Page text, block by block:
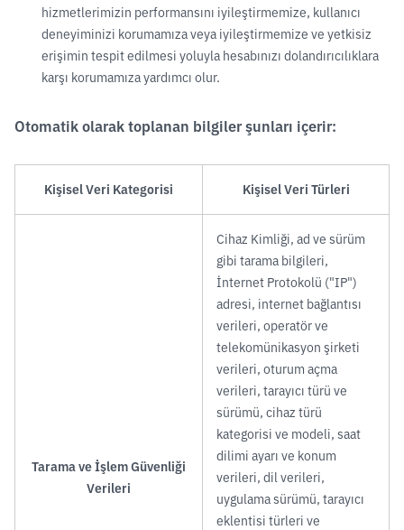
hizmetlerimizin performansını iyileştirmemize, kullanıcı
deneyiminizi korumamıza veya iyileştirmemize ve yetkisiz
erişimin tespit edilmesi yoluyla hesabınızı dolandırıcılıklara
karşı korumamıza yardımcı olur.
Otomatik olarak toplanan bilgiler şunları içerir:
Kişisel Veri Kategorisi Kişisel Veri Türleri
Tarama ve İşlem Güvenliği
Verileri
Cihaz Kimliği, ad ve sürüm
gibi tarama bilgileri,
İnternet Protokolü ("IP")
adresi, internet bağlantısı
verileri, operatör ve
telekomünikasyon şirketi
verileri, oturum açma
verileri, tarayıcı türü ve
sürümü, cihaz türü
kategorisi ve modeli, saat
dilimi ayarı ve konum
verileri, dil verileri,
uygulama sürümü, tarayıcı
eklentisi türleri ve